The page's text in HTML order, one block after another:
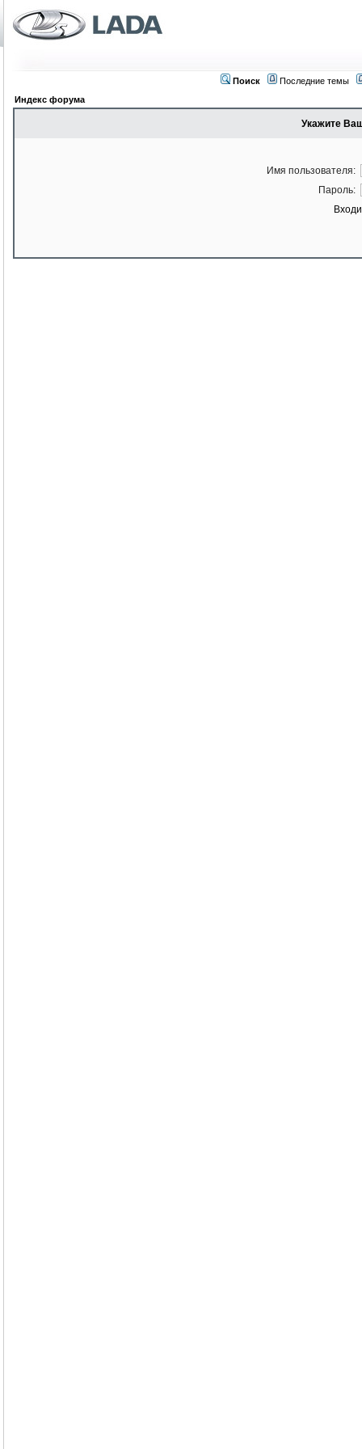
Поиск
Последние темы
Индекс форума
Укажите
Имя пользователя:
Пароль: